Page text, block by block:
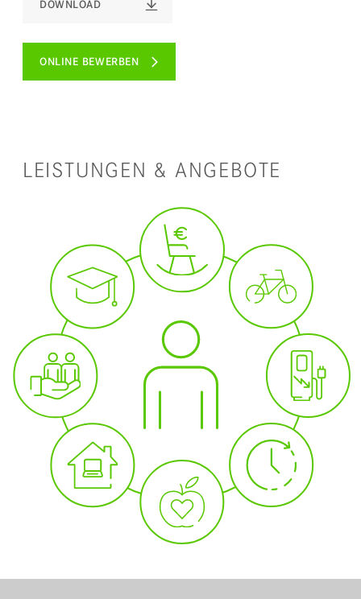
DOWNLOAD
ONLINE BEWERBEN
LEISTUNGEN & ANGEBOTE